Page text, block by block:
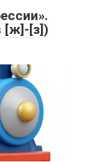
[ж]-[з])